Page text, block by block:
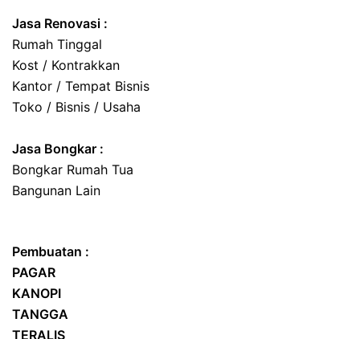
Jasa Renovasi :
Rumah Tinggal
Kost / Kontrakkan
Kantor / Tempat Bisnis
Toko / Bisnis / Usaha
Jasa Bongkar :
Bongkar Rumah Tua
Bangunan Lain
Pembuatan :
PAGAR
KANOPI
TANGGA
TERALIS